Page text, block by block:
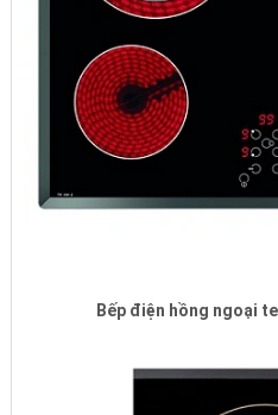
Bếp điện hồng ngoại